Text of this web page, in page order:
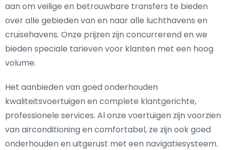
aan om veilige en betrouwbare transfers te bieden
over alle gebieden van en naar alle luchthavens en
cruisehavens. Onze prijzen zijn concurrerend en we
bieden speciale tarieven voor klanten met een hoog
volume.
Het aanbieden van goed onderhouden
kwaliteitsvoertuigen en complete klantgerichte,
professionele services. Al onze voertuigen zijn voorzien
van airconditioning en comfortabel, ze zijn ook goed
onderhouden en uitgerust met een navigatiesysteem.